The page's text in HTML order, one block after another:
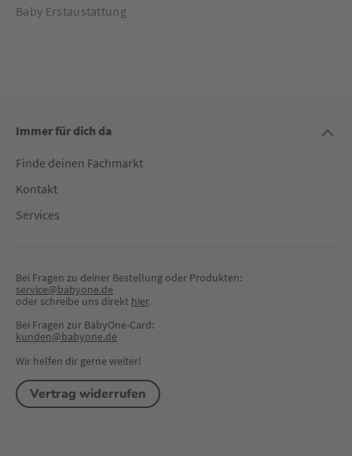
Baby Erstaustattung
Immer für dich da
Finde deinen Fachmarkt
Kontakt
Services
Bei Fragen zu deiner Bestellung oder Produkten:
service@babyone.de
oder schreibe uns direkt hier.
Bei Fragen zur BabyOne-Card:
kunden@babyone.de
Wir helfen dir gerne weiter!
Vertrag widerrufen